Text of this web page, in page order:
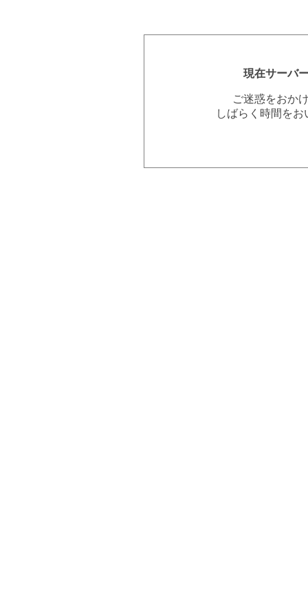
現在サーバ
ご迷惑をおか
しばらく時間を